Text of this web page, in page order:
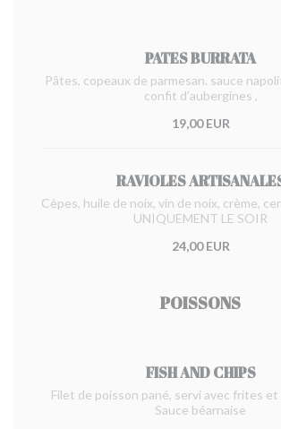
PATES BURRATA
Pâtes, copeaux de parmesan. sauce
confit d’aubergines ,
19,00 EUR
RAVIOLES
Cèpes, huile de noix, vin de noix, crème,
UNIQUEMENT LE SOIR
24,00 EUR
POISSONS
FISH AND CHIPS
Filet de poisson pané, servi avec frites
Sauce béarnaise